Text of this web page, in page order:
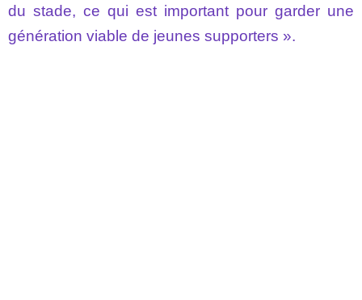
du stade, ce qui est important pour garder une
génération viable de jeunes supporters ».